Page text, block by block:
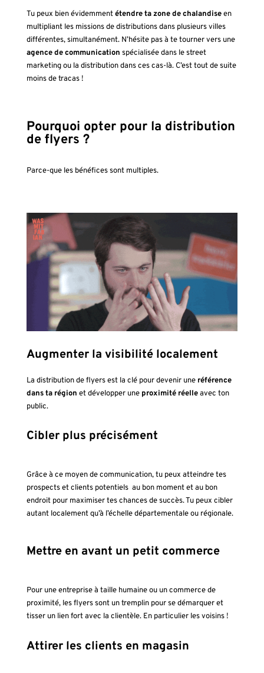
Tu peux bien évidemmentétendre ta zone de chalandiseen
multipliant les missions de distributions dans plusieurs villes
différentes, simultanément. N’hésite pas à te tourner vers une
agence de communication spécialisée dans le street
marketing ou la distribution dans ces cas-là. C’est tout de suite
moins de tracas !
Pourquoi opter pour la distribution
de flyers ?
Parce-que les bénéfices sont multiples.
Augmenter la visibilité localement
La distribution de flyers est la clé pour devenir une référence
dans ta région et développer une proximité réelleavec ton
public.
Cibler plus précisément
Grâce à ce moyen de communication, tu peux atteindre tes
prospects et clients potentiels au bon moment et au bon
endroit pour maximiser tes chances de succès. Tu peux cibler
autant localement qu’à l’échelle départementale ou régionale.
Mettre en avant un petit commerce
Pour une entreprise à taille humaine ou un commerce de
proximité, les flyers sont un tremplin pour se démarquer et
tisser un lien fort avec la clientèle. En particulier les voisins !
Attirer les clients en magasin